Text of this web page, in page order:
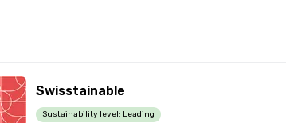
Swisstainable
Sustainability level: Leading